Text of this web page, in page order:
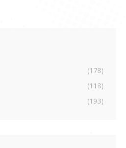
(178)
(118)
(193)